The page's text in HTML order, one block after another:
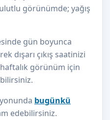
görünümde; yağış
gün boyunca
dışarı çıkış saatinizi
görünüm için
bugünkü
edebilirsiniz.